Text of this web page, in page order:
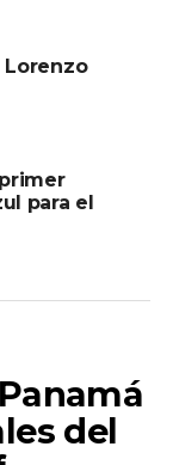
2030 y
joven que
Lorenzo
para el
del